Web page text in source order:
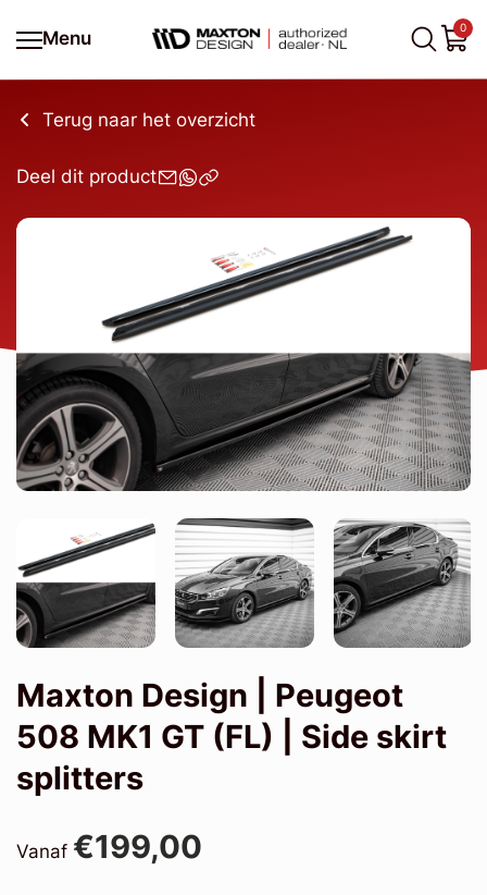
Menu
0
Terug naar het overzicht
Deel dit product
Maxton Design | Peugeot
508 MK1 GT (FL) | Side skirt
splitters
Vanaf €199,00